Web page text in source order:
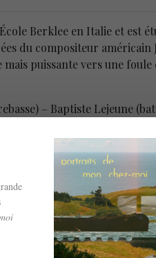
Berklee en Italie et est
du compositeur américain
puissante vers une foule
– Baptiste Lejeune